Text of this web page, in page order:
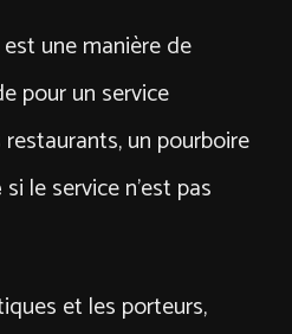
une manière de
pour un service
un pourboire
si le service n’est pas
et les porteurs,